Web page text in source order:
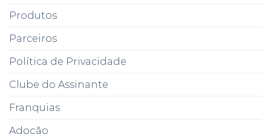
Produtos
Parceiros
Política de Privacidade
Clube do Assinante
Franquias
Adoção